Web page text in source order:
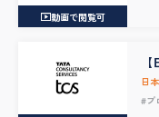
動画で閲覧可
ズ
ネ
日
#プ